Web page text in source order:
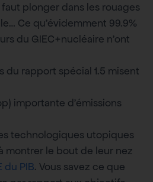
faut plonger dans les rouages
Ce qu’évidemment 99.9%
du GIEC+nucléaire n’ont
du rapport spécial 1.5 misent
importante d’émissions
technologiques utopiques
montrer le bout de leur nez
du PIB. Vous savez ce que